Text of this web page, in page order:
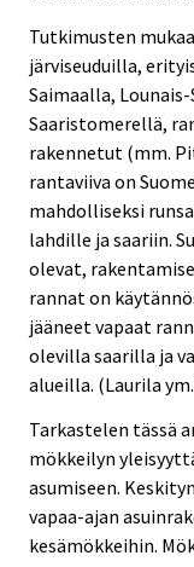
Tutkimusten
järviseuduilla,
Saimaalla,
Saaristomerellä,
rakennetut (mm.
rantaviiva on
mahdolliseksi
lahdille ja saariin.
olevat,
rannat on
jääneet vapaat
olevilla saarilla ja
alueilla. (Laurila ym.
Tarkastelen tässä
mökkeilyn
asumiseen.
vapaa-ajan
kesämökkeihin.